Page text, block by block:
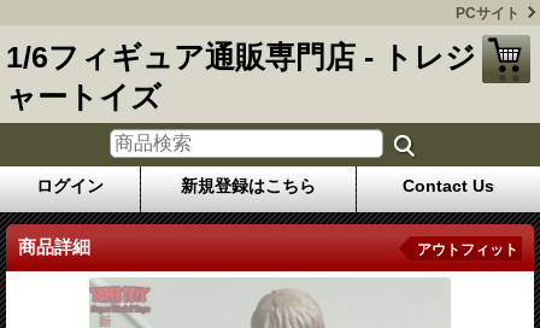
PCサイト
1/6フィギュア通販専門店 - トレジ
ャートイズ
ログイン 新規登録はこちら Contact Us
商品詳細 アウトフィット